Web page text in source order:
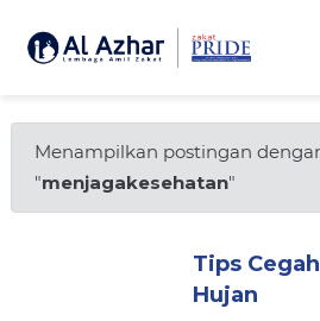
Menampilkan postingan
"menjagakesehatan"
Tips
Hujan